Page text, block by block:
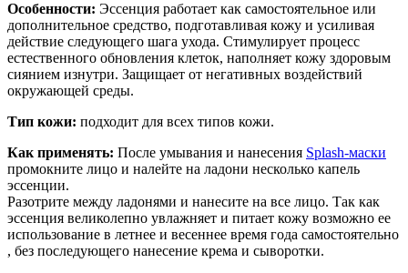
Особенности: Эссенция работает как самостоятельное или
дополнительное средство, подготавливая кожу и усиливая
действие следующего шага ухода. Стимулирует процесс
естественного обновления клеток, наполняет кожу здоровым
сиянием изнутри. Защищает от негативных воздействий
окружающей среды.
Тип кожи: подходит для всех типов кожи.
Как применять: После умывания и нанесения Splash-маски
промокните лицо и налейте на ладони несколько капель
эссенции.
Разотрите между ладонями и нанесите на все лицо. Так как
эссенция великолепно увлажняет и питает кожу возможно ее
использование в летнее и весеннее время года самостоятельно
, без последующего нанесение крема и сыворотки.